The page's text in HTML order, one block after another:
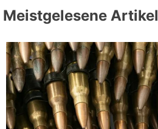
Meistgelesene Artikel